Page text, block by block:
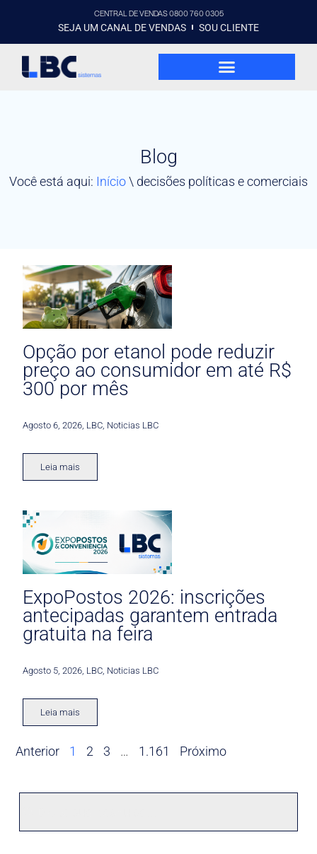
CENTRAL DE VENDAS 0800 760 0305
SEJA UM CANAL DE VENDAS SOU CLIENTE
Blog
Você está aqui: Início\ decisões políticas e comerciais
Opção por etanol pode reduzir
preço ao consumidor em até R$
300 por mês
Agosto 6, 2026 LBC Noticias LBC
Leia mais
ExpoPostos 2026: inscrições
antecipadas garantem entrada
gratuita na feira
Agosto 5, 2026 LBC Noticias LBC
Leia mais
Anterior 1 2 3 … 1.161 Próximo